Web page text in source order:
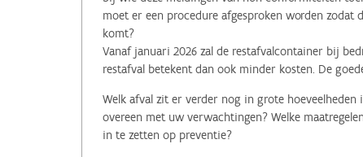
moet er een procedure afgesproken worden
komt?
Vanaf januari 2026 zal de restafvalcontainer bij
restafval betekent dan ook minder kosten. De
Welk afval zit er verder nog in grote
overeen met uw verwachtingen? Welke
in te zetten op preventie?